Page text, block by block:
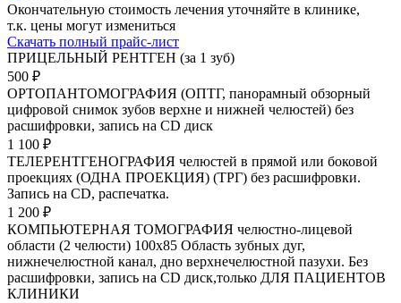
Окончательную стоимость лечения уточняйте в клинике,
т.к. цены могут измениться
Скачать полный прайс-лист
ПРИЦЕЛЬНЫЙ РЕНТГЕН (за 1 зуб)
500 ₽
ОРТОПАНТОМОГРАФИЯ (ОПТГ, панорамный обзорный
цифровой снимок зубов верхне и нижней челюстей) без
расшифровки, запись на CD диск
1 100 ₽
ТЕЛЕРЕНТГЕНОГРАФИЯ челюстей в прямой или боковой
проекциях (ОДНА ПРОЕКЦИЯ) (ТРГ) без расшифровки.
Запись на CD, распечатка.
1 200 ₽
КОМПЬЮТЕРНАЯ ТОМОГРАФИЯ челюстно-лицевой
области (2 челюсти) 100х85 Область зубных дуг,
нижнечелюстной канал, дно верхнечелюстной пазухи. Без
расшифровки, запись на CD диск,только ДЛЯ ПАЦИЕНТОВ
КЛИНИКИ